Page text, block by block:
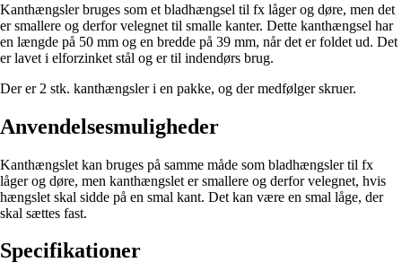
Kanthængsler bruges som et bladhængsel til fx låger og døre, men det
er smallere og derfor velegnet til smalle kanter. Dette kanthængsel har
en længde på 50 mm og en bredde på 39 mm, når det er foldet ud. Det
er lavet i elforzinket stål og er til indendørs brug.
Der er 2 stk. kanthængsler i en pakke, og der medfølger skruer.
Anvendelsesmuligheder
Kanthængslet kan bruges på samme måde som bladhængsler til fx
låger og døre, men kanthængslet er smallere og derfor velegnet, hvis
hængslet skal sidde på en smal kant. Det kan være en smal låge, der
skal sættes fast.
Specifikationer